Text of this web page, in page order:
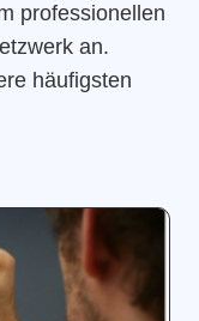
professionellen
an.
häufigsten